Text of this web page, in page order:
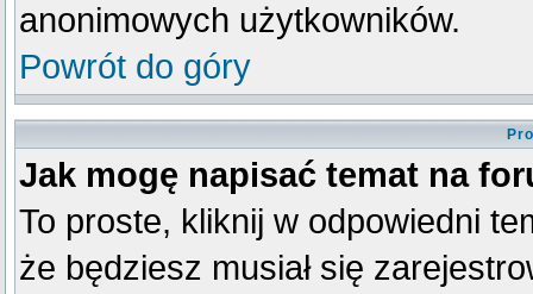
anonimowych użytkowników.
Powrót do góry
Jak mogę napisać temat na
To proste, kliknij w odpowiedni
że będziesz musiał się